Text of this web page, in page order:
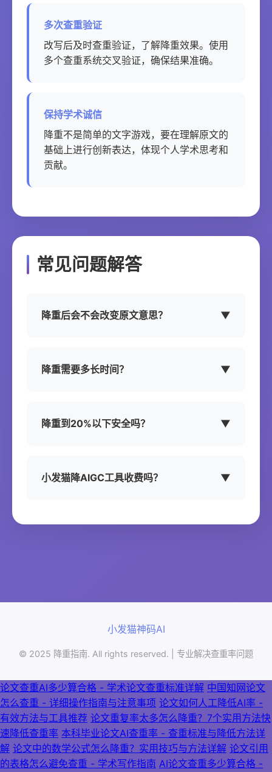
多次查重验证
改写后及时查重验证，了解降重效果。使用
多个查重系统交叉验证，确保结果准确。
保持学术诚信
降重不是简单的文字游戏，要在理解原文的
基础上进行创新表达，体现个人学术思考和
贡献。
常见问题解答
降重后会不会改变原文意思？ ▼
降重需要多长时间？ ▼
降重到20%以下安全吗？ ▼
小发猫降AIGC工具收费吗？ ▼
小发猫神码AI
© 2025 降重指南. All rights reserved. | 专业解决查重率问题
论文查重AI多少算合格 - 学术论文查重标准详解 中国知网论文
怎么查重 - 详细操作指南与注意事项 论文如何人工降低AI率 -
有效方法与工具推荐 论文重复率太多怎么降重？7个实用方法快
速降低查重率 本科毕业论文AI查重率 - 查重标准与降低方法详
解 论文中的数学公式怎么降重？实用技巧与方法详解 论文引用
的表格怎么避免查重 - 学术写作指南 AI论文查重多少算合格 -